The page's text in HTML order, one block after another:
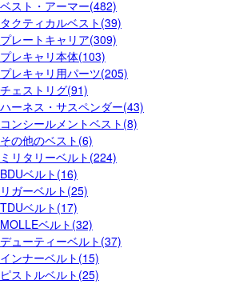
ベスト・アーマー(482)
タクティカルベスト(39)
プレートキャリア(309)
プレキャリ本体(103)
プレキャリ用パーツ(205)
チェストリグ(91)
ハーネス・サスペンダー(43)
コンシールメントベスト(8)
その他のベスト(6)
ミリタリーベルト(224)
BDUベルト(16)
リガーベルト(25)
TDUベルト(17)
MOLLEベルト(32)
デューティーベルト(37)
インナーベルト(15)
ピストルベルト(25)